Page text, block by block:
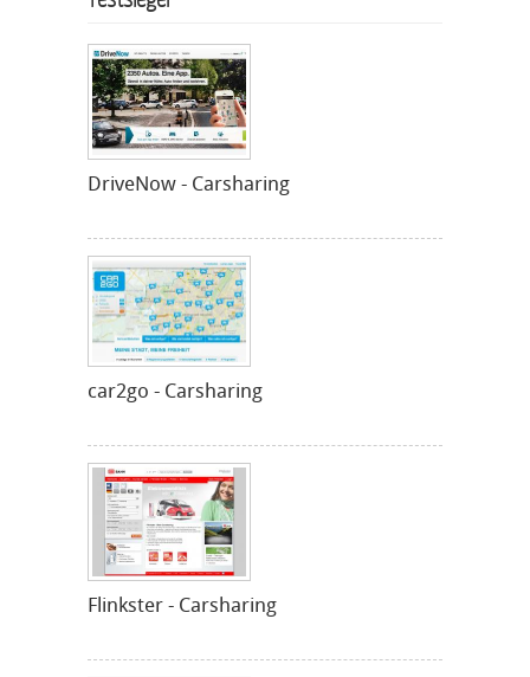
DriveNow - Carsharing
car2go - Carsharing
Flinkster - Carsharing